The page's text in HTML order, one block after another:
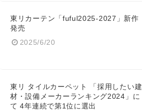
東リカーテン「fuful2025-2027」新作
発売
2025/6/20
東リ タイルカーペット 「採用したい建
材・設備メーカーランキング2024」に
て 4年連続で第1位に選出